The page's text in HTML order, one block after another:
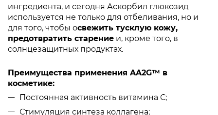
ингредиента, и сегодня Аскорбил глюкозид
используется не только для отбеливания, но и
для того, чтобы освежить тусклую кожу,
предотвратить старение и, кроме того, в
солнцезащитных продуктах.
Преимущества применения AA2G™ в
косметике:
Постоянная активность витамина С;
Стимуляция синтеза коллагена;